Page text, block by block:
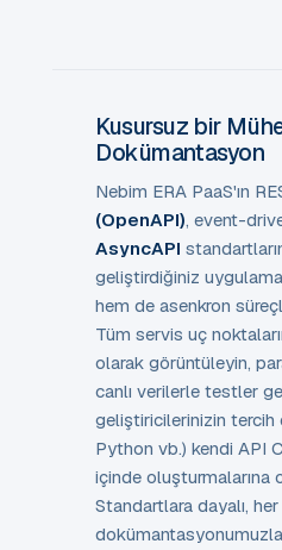
Kusursuz bir
Dokümantasyon
Nebim ERA PaaS'ın
(OpenAPI), event-
AsyncAPI
geliştirdiğiniz
hem de asenkron
Tüm servis uç
olarak görüntüleyin,
canlı verilerle testler
geliştiricilerinizin tercih
Python vb.) kendi API
içinde oluşturmalarına
Standartlara dayalı,